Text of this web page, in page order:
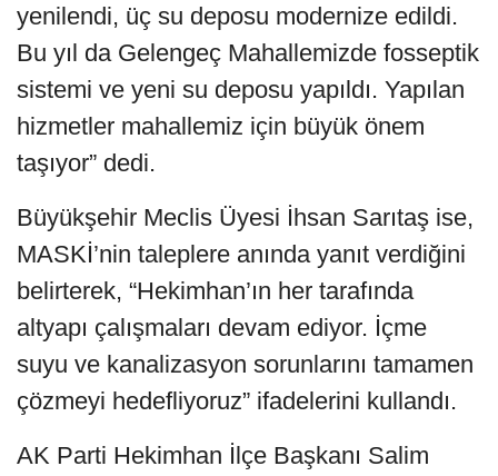
yenilendi, üç su deposu modernize edildi.
Bu yıl da Gelengeç Mahallemizde fosseptik
sistemi ve yeni su deposu yapıldı. Yapılan
hizmetler mahallemiz için büyük önem
taşıyor” dedi.
Büyükşehir Meclis Üyesi İhsan Sarıtaş ise,
MASKİ’nin taleplere anında yanıt verdiğini
belirterek, “Hekimhan’ın her tarafında
altyapı çalışmaları devam ediyor. İçme
suyu ve kanalizasyon sorunlarını tamamen
çözmeyi hedefliyoruz” ifadelerini kullandı.
AK Parti Hekimhan İlçe Başkanı Salim